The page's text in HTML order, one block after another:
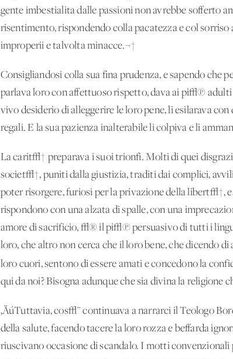
gente imbestialita dalle passioni non avrebbe sofferto
risentimento, rispondendo colla pacatezza e col
improperii e talvolta minacce.¬†
Consigliandosi colla sua fina prudenza, e sapendo che
parlava loro con affettuoso rispetto, dava ai pi√π adulti
vivo desiderio di alleggerire le loro pene, li esilarava
regali. E la sua pazienza inalterabile li colpiva e li
La carit√† preparava i suoi trionfi. Molti di quei
societ√†, puniti dalla giustizia, traditi dai complici,
poter risorgere, furiosi per la privazione della libert√†,
rispondono con una alzata di spalle, con una
amore di sacrificio, √® il pi√π persuasivo di tutti i
loro, che altro non cerca che il loro bene, che dicendo
loro cuori, sentono di essere amati e concedonola
qui da noi? Bisogna adunque che sia divina la religione
‚ÄúTuttavia, cos√¨ continuava a narrarci il Teologo
della salute, facendo tacere la loro rozza e beffarda
riuscivano occasione di scandalo. I motti